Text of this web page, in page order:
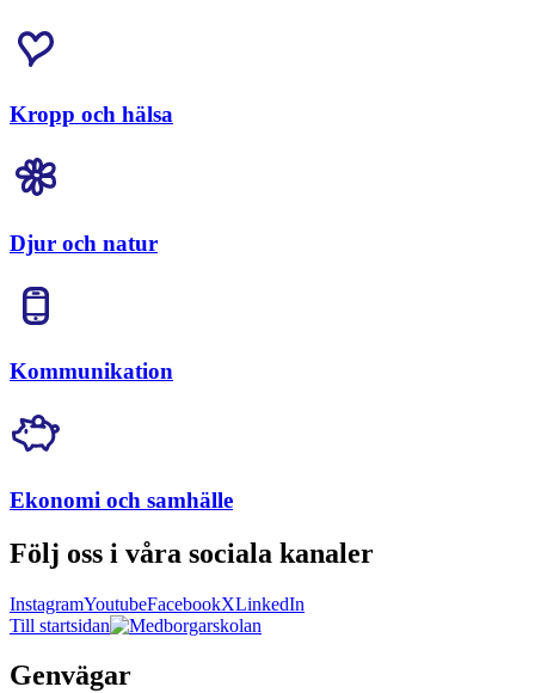
Kropp och hälsa
Djur och natur
Kommunikation
Ekonomi och samhälle
Följ oss i våra sociala kanaler
InstagramYoutubeFacebookXLinkedIn
Till startsidan
Genvägar